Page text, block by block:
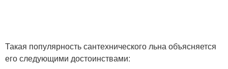
Такая популярность сантехнического льна объясняется
его следующими достоинствами: